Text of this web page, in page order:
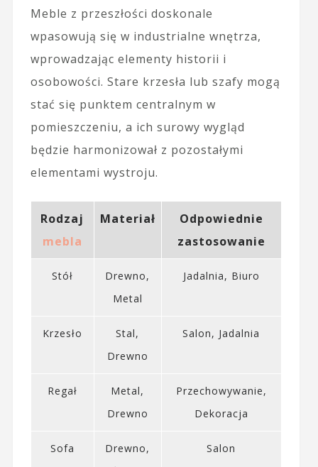
Meble z przeszłości doskonale
wpasowują się w industrialne wnętrza,
wprowadzając elementy historii i
osobowości. Stare krzesła lub szafy mogą
stać się punktem centralnym w
pomieszczeniu, a ich surowy wygląd
będzie harmonizował z pozostałymi
elementami wystroju.
Rodzaj
mebla
Materiał
Odpowiednie
zastosowanie
Stół
Drewno,
Metal
Jadalnia, Biuro
Krzesło
Stal,
Drewno
Salon, Jadalnia
Regał
Metal,
Drewno
Przechowywanie,
Dekoracja
Sofa
Drewno,
Salon